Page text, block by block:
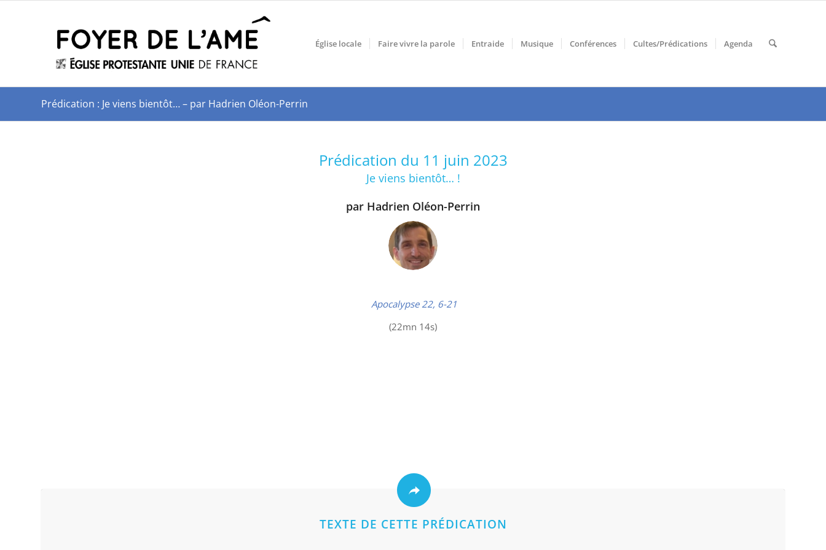
Église locale Faire vivre la parole Entraide Musique Conférences Cultes/Prédications Agenda
Prédication : Je viens bientôt… – par Hadrien Oléon-Perrin
Prédication du 11 juin 2023
Je viens bientôt… !
par Hadrien Oléon-Perrin
Apocalypse 22, 6-21
(22mn 14s)
TEXTE DE CETTE PRÉDICATION